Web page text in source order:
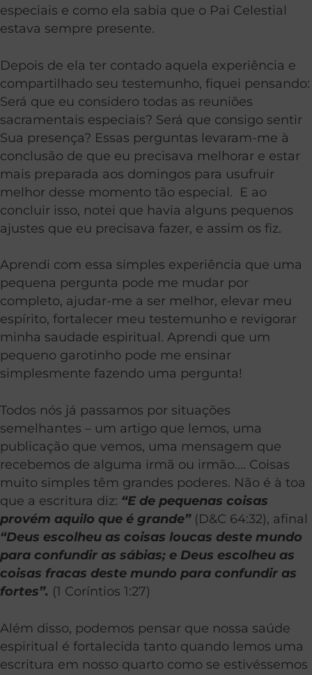
especiais e como ela sabia que o Pai Celestial
estava sempre presente.
Depois de ela ter contado aquela experiência e
compartilhado seu testemunho, fiquei pensando:
Será que eu considero todas as reuniões
sacramentais especiais? Será que consigo sentir
Sua presença? Essas perguntas levaram-me à
conclusão de que eu precisava melhorar e estar
mais preparada aos domingos para usufruir
melhor desse momento tão especial. E ao
concluir isso, notei que havia alguns pequenos
ajustes que eu precisava fazer, e assim os fiz.
Aprendi com essa simples experiência que uma
pequena pergunta pode me mudar por
completo, ajudar-me a ser melhor, elevar meu
espírito, fortalecer meu testemunho e revigorar
minha saudade espiritual. Aprendi que um
pequeno garotinho pode me ensinar
simplesmente fazendo uma pergunta!
Todos nós já passamos por situações
semelhantes – um artigo que lemos, uma
publicação que vemos, uma mensagem que
recebemos de alguma irmã ou irmão…. Coisas
muito simples têm grandes poderes. Não é à toa
que a escritura diz: “E de pequenas coisas
provém aquilo que é grande” (D&C 64:32), afinal
“Deus escolheu as coisas loucas deste mundo
para confundir as sábias; e Deus escolheu as
coisas fracas deste mundo para confundir as
fortes”. (1 Coríntios 1:27)
Além disso, podemos pensar que nossa saúde
espiritual é fortalecida tanto quando lemos uma
escritura em nosso quarto como se estivéssemos